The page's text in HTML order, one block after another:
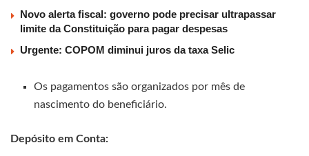
Novo alerta fiscal: governo pode precisar ultrapassar
limite da Constituição para pagar despesas
Urgente: COPOM diminui juros da taxa Selic
Os pagamentos são organizados por mês de
nascimento do beneficiário.
Depósito em Conta: